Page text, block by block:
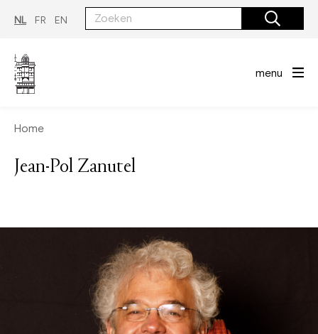
inhoud
gaan
NL FR EN
menu
Home
Jean-Pol Zanutel